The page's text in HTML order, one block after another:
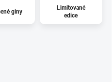
giny
Limitované
edice